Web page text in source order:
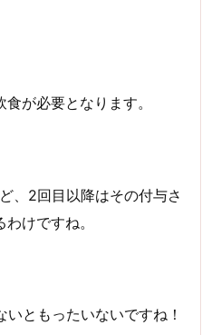
が必要となります。
、2回目以降はその付与さ
けですね。
ともったいないですね！